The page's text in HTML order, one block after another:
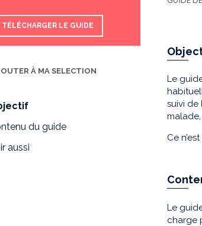
TÉLÉCHARGER LE GUIDE
À MA SELECTION
du guide
aussi
Le
suivi de
Ce
Le
charge